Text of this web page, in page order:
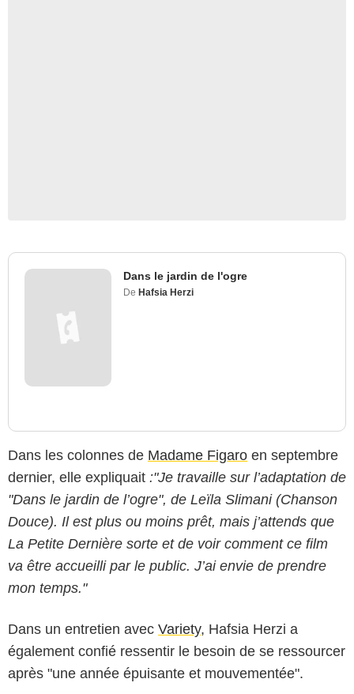
Dans le jardin de l'ogre
De Hafsia Herzi
Dans les colonnes de Madame Figaro en septembre
dernier, elle expliquait :"Je travaille sur l’adaptation de
"Dans le jardin de l’ogre", de Leïla Slimani (Chanson
Douce). Il est plus ou moins prêt, mais j’attends que
La Petite Dernière sorte et de voir comment ce film
va être accueilli par le public. J’ai envie de prendre
mon temps."
Dans un entretien avec Variety, Hafsia Herzi a
également confié ressentir le besoin de se ressourcer
après "une année épuisante et mouvementée".